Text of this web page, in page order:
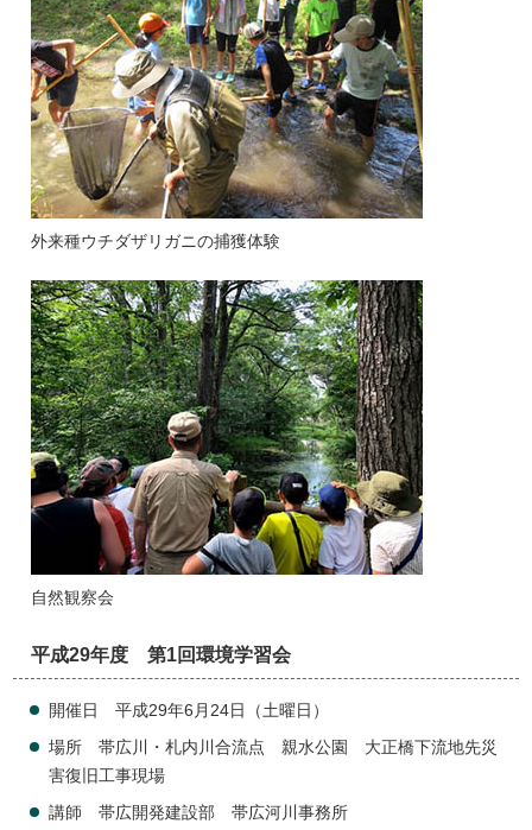
外来種ウチダザリガニの捕獲体験
自然観察会
平成29年度 第1回環境学習会
開催日 平成29年6月24日（土曜日）
場所 帯広川・札内川合流点 親水公園 大正橋下流地先災
害復旧工事現場
講師 帯広開発建設部 帯広河川事務所